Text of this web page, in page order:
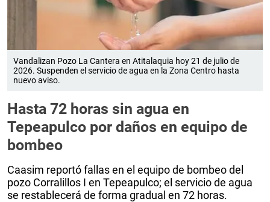
Vandalizan Pozo La Cantera en Atitalaquia hoy 21 de julio de
2026. Suspenden el servicio de agua en la Zona Centro hasta
nuevo aviso.
Hasta 72 horas sin agua en
Tepeapulco por daños en equipo de
bombeo
Caasim reportó fallas en el equipo de bombeo del
pozo Corralillos I en Tepeapulco; el servicio de agua
se restablecerá de forma gradual en 72 horas.